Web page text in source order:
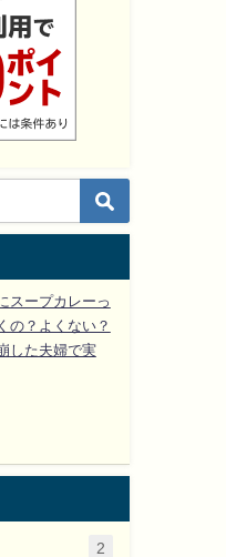
スープカレーっ
の？よくない？
した夫婦で実
2